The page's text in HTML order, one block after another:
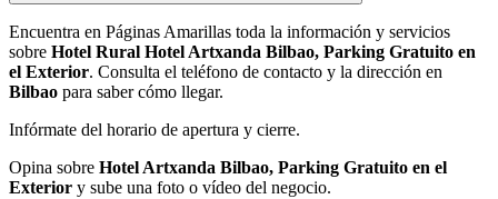
Encuentra en Páginas Amarillas toda la información y servicios
sobre Hotel Rural Hotel Artxanda Bilbao, Parking Gratuito en
el Exterior. Consulta el teléfono de contacto y la dirección en
Bilbao para saber cómo llegar.
Infórmate del horario de apertura y cierre.
Opina sobre Hotel Artxanda Bilbao, Parking Gratuito en el
Exterior y sube una foto o vídeo del negocio.